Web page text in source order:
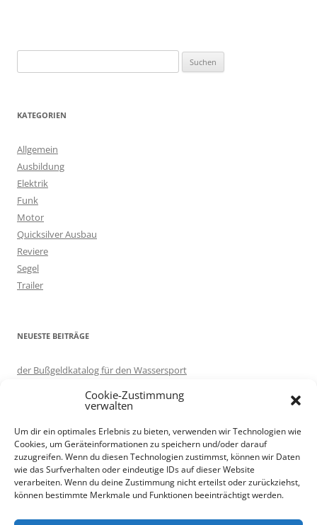
u
KATEGORIEN
Allgemein
Ausbildung
Elektrik
Funk
Motor
Quicksilver Ausbau
Reviere
Segel
Trailer
NEUESTE BEITRÄGE
der Bußgeldkatalog für den Wassersport
Motorboot ausprobieren – auf Korfu
Trailer renovieren
Als Amazon-Partner verdiene ich an qualifizierten Verkäufen.
Cookie-Zustimmung
verwalten
Um dir ein optimales Erlebnis zu bieten, verwenden wir Technologien wie
Cookies, um Geräteinformationen zu speichern und/oder darauf
zuzugreifen. Wenn du diesen Technologien zustimmst, können wir Daten
wie das Surfverhalten oder eindeutige IDs auf dieser Website
verarbeiten. Wenn du deine Zustimmung nicht erteilst oder zurückziehst,
können bestimmte Merkmale und Funktionen beeinträchtigt werden.